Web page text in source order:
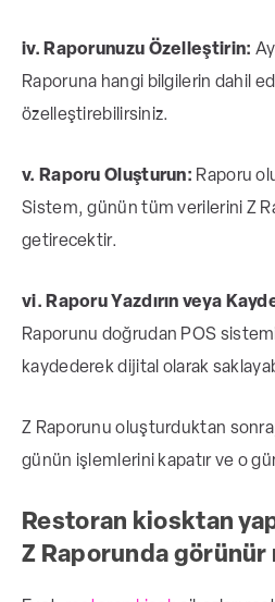
iv. Raporunuzu Özelleştirin:
Raporuna hangi bilgilerin dahil
özelleştirebilirsiniz.
v. Raporu Oluşturun: Raporu
Sistem, günün tüm verilerini Z
getirecektir.
vi. Raporu Yazdırın veya
Raporunu doğrudan POS
kaydederek dijital olarak
Z Raporunu oluşturduktan
günün işlemlerini kapatır ve o
Restoran kiosktan
Z Raporunda görünür